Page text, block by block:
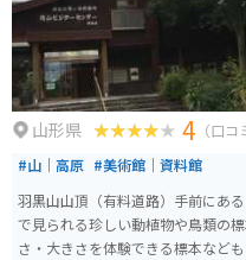
山形県 4 （口コ
#山｜高原 #美術館｜資料館
羽黒山山頂（有料道路）手前にあ
で見られる珍しい動植物や鳥類の
さ・大きさを体験できる標本など